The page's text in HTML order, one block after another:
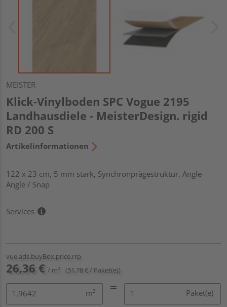
MEISTER
Klick-Vinylboden SPC Vogue 2195
Landhausdiele - MeisterDesign. rigid
RD 200 S
Artikelinformationen
122 x 23 cm, 5 mm stark, Synchronprägestruktur, Angle-
Angle / Snap
Services
vue.ads.buyBox.price.rrp
26,36 € / m² (51,78 € / Paket(e))
m² Paket(e)